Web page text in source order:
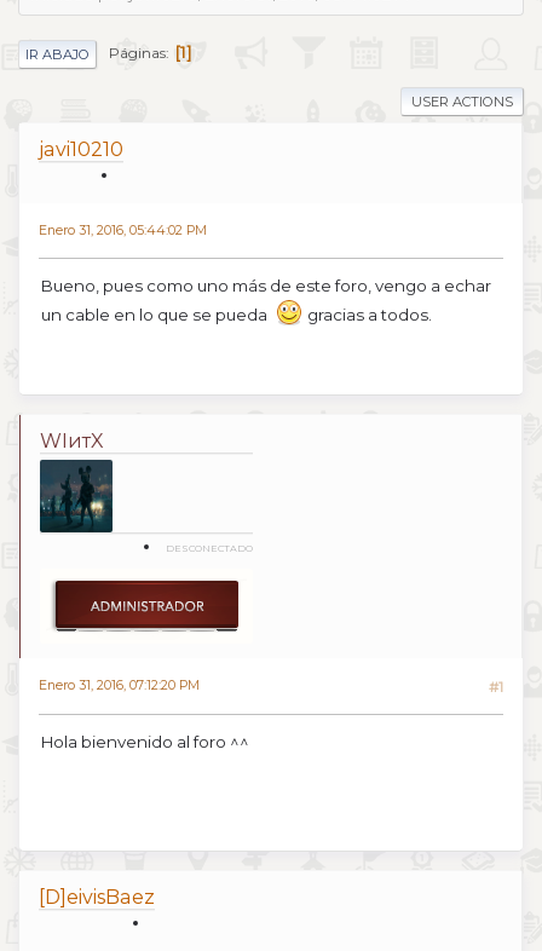
IR ABAJO Páginas 1
USER ACTIONS
javi10210
Enero 31, 2016, 05:44:02 PM
Bueno, pues como uno más de este foro, vengo a echar
un cable en lo que se pueda
gracias a todos.
WIитX
DESCONECTADO
Enero 31, 2016, 07:12:20 PM #1
Hola bienvenido al foro ^^
[D]eivisBaez